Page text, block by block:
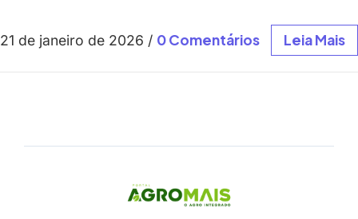
21 de janeiro de 2026 / 0 Comentários Leia Mais